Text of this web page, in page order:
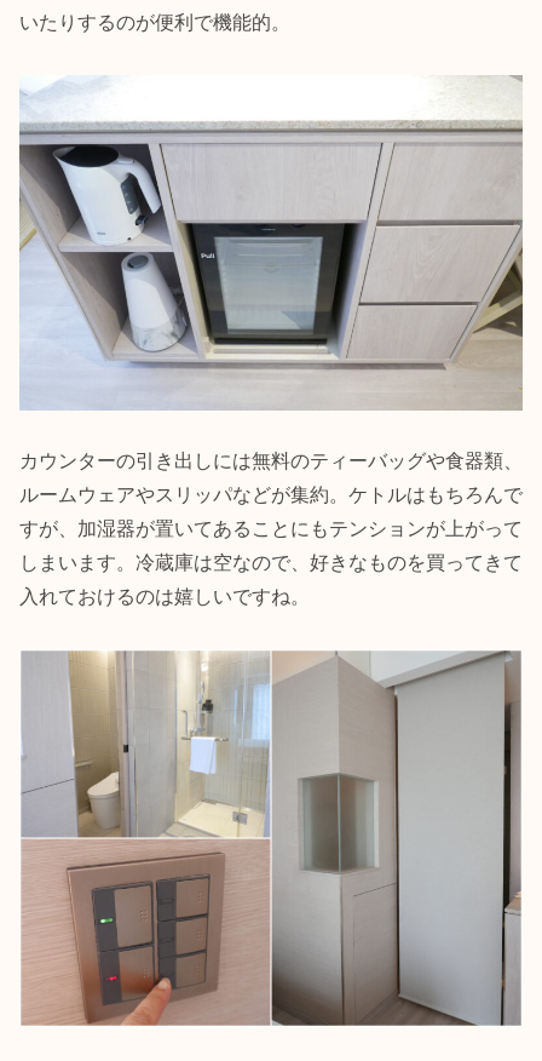
いたりするのが便利で機能的。
カウンターの引き出しには無料のティーバッグや食器類、
ルームウェアやスリッパなどが集約。ケトルはもちろんで
すが、加湿器が置いてあることにもテンションが上がって
しまいます。冷蔵庫は空なので、好きなものを買ってきて
入れておけるのは嬉しいですね。